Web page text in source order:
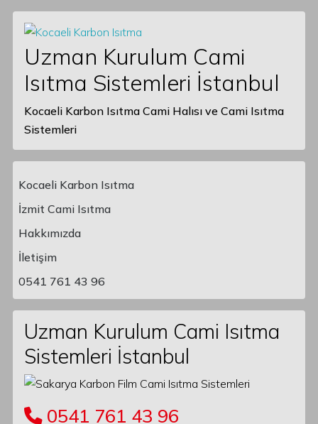
Uzman Kurulum Cami
Isıtma Sistemleri İstanbul
Kocaeli Karbon Isıtma Cami Halısı ve Cami Isıtma
Sistemleri
Main Navigation
Kocaeli Karbon Isıtma
İzmit Cami Isıtma
Hakkımızda
İletişim
0541 761 43 96
Uzman Kurulum Cami Isıtma
Sistemleri İstanbul
0541 761 43 96